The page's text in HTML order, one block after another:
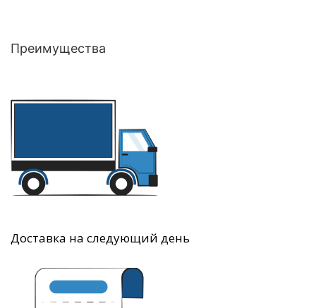
Преимущества
Доставка на следующий день